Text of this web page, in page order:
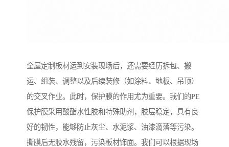
全屋定制板材运到安装现场后，还需要经历拆包、搬
运、组装、调整以及后续装修（如涂料、地板、吊顶）
的交叉作业。此时，保护膜的作用尤为重要。我们的PE
保护膜采用酸酯水性胶和特殊助剂，胶层稳定，具有良
好的韧性，能够防止灰尘、水泥浆、油漆滴落等污染。
撕膜后无胶水残留，污染板材饰面。我们可以根据现场